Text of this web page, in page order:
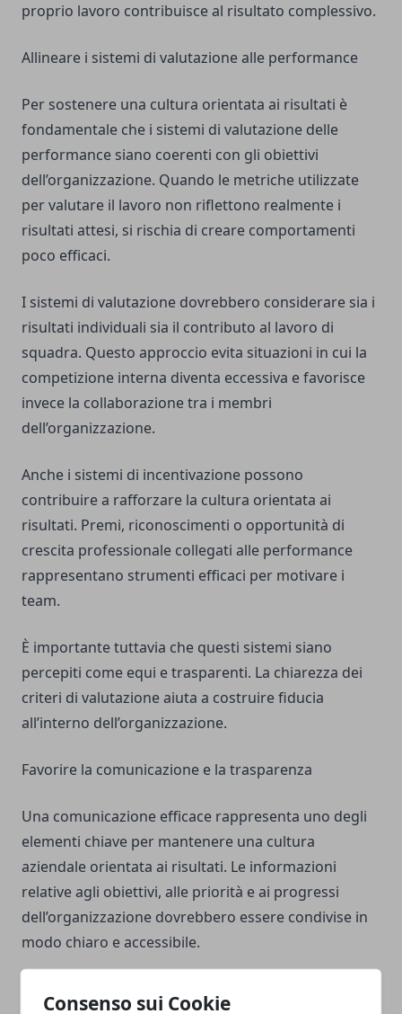
Consenso sui Cookie
proprio lavoro contribuisce al risultato complessivo.
Allineare i sistemi di valutazione alle performance
Per sostenere una cultura orientata ai risultati è
fondamentale che i sistemi di valutazione delle
performance siano coerenti con gli obiettivi
dell’organizzazione. Quando le metriche utilizzate
per valutare il lavoro non riflettono realmente i
risultati attesi, si rischia di creare comportamenti
poco efficaci.
I sistemi di valutazione dovrebbero considerare sia i
risultati individuali sia il contributo al lavoro di
squadra. Questo approccio evita situazioni in cui la
competizione interna diventa eccessiva e favorisce
invece la collaborazione tra i membri
dell’organizzazione.
Anche i sistemi di incentivazione possono
contribuire a rafforzare la cultura orientata ai
risultati. Premi, riconoscimenti o opportunità di
crescita professionale collegati alle performance
rappresentano strumenti efficaci per motivare i
team.
È importante tuttavia che questi sistemi siano
percepiti come equi e trasparenti. La chiarezza dei
criteri di valutazione aiuta a costruire fiducia
all’interno dell’organizzazione.
Favorire la comunicazione e la trasparenza
Una comunicazione efficace rappresenta uno degli
elementi chiave per mantenere una cultura
aziendale orientata ai risultati. Le informazioni
relative agli obiettivi, alle priorità e ai progressi
dell’organizzazione dovrebbero essere condivise in
modo chiaro e accessibile.